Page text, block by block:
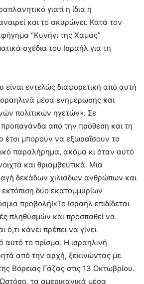
γιατί η ίδια η
και το ακυρώνει. Κατά τον
“Κυνήγι της Χαμάς”
σχέδια του Ισραήλ για τη
είναι εντελώς διαφορετική από αυτή
μέσα ενημέρωσης και
πολιτικών ηγετών». Σε
από την πρόθεση και τη
έτσι μπορούν να εξωραΐσουν το
παραλήρημα, ακόμα κι όταν αυτό
και θριαμβευτικά. Μια
δεκάδων χιλιάδων ανθρώπων και
εκτόπιση δύο εκατομμυρίων
προβολή!«Το Ισραήλ επιδίδεται
πληθυσμών και προσπαθεί να
ό,τι κάνει πρέπει να γίνει
το πρίσμα. Η ισραηλινή
από την αρχή, ξεκινώντας με
Βόρειας Γάζας στις 13 Οκτωβρίου.
τα αμερικανικά μέσα